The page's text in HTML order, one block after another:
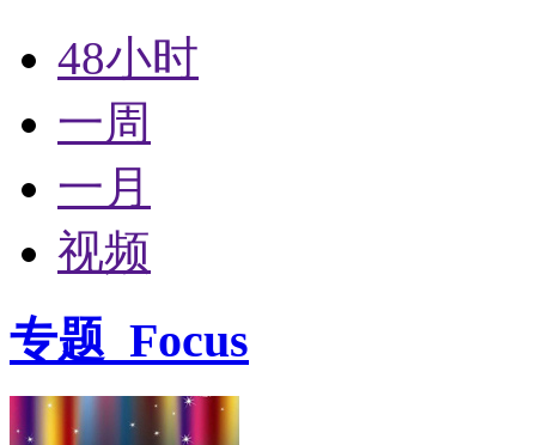
48小时
一周
一月
视频
专题 Focus